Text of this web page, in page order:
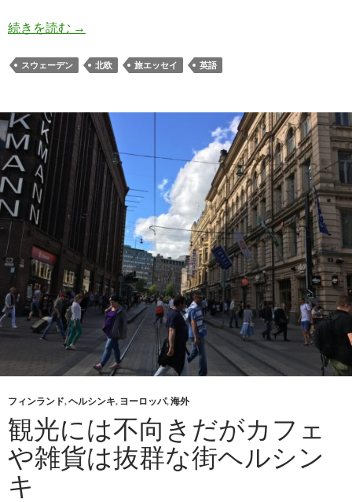
続きを読む 【エッセイ】東京を訪れたスウェーデン人に学
→
スウェーデン 北欧 旅エッセイ 英語
フィンランド,ヘルシンキ, ヨーロッパ,海外
観光には不向きだがカフェ
や雑貨は抜群な街ヘルシン
キ